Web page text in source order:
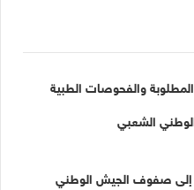
والفحوصات الطبية
الشعبي
إلى صفوف الجيش الوطني